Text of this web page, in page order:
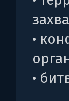
•
•